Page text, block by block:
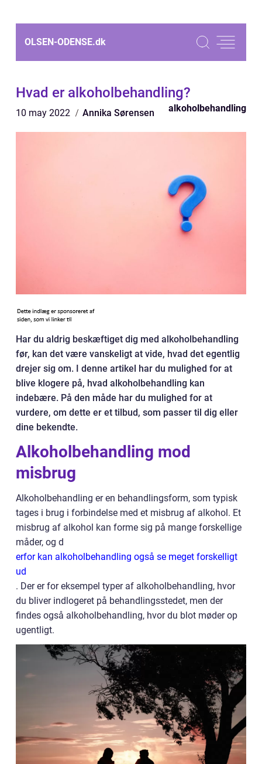
OLSEN-ODENSE.dk
Hvad er alkoholbehandling?
10 may 2022 Annika Sørensen alkoholbehandling
Har du aldrig beskæftiget dig med alkoholbehandling
før, kan det være vanskeligt at vide, hvad det egentlig
drejer sig om. I denne artikel har du mulighed for at
blive klogere på, hvad alkoholbehandling kan
indebære. På den måde har du mulighed for at
vurdere, om dette er et tilbud, som passer til dig eller
dine bekendte.
Alkoholbehandling mod
misbrug
Alkoholbehandling er en behandlingsform, som typisk
tages i brug i forbindelse med et misbrug af alkohol. Et
misbrug af alkohol kan forme sig på mange forskellige
måder, og d
erfor kan alkoholbehandling også se meget forskelligt
ud
. Der er for eksempel typer af alkoholbehandling, hvor
du bliver indlogeret på behandlingsstedet, men der
findes også alkoholbehandling, hvor du blot møder op
ugentligt.